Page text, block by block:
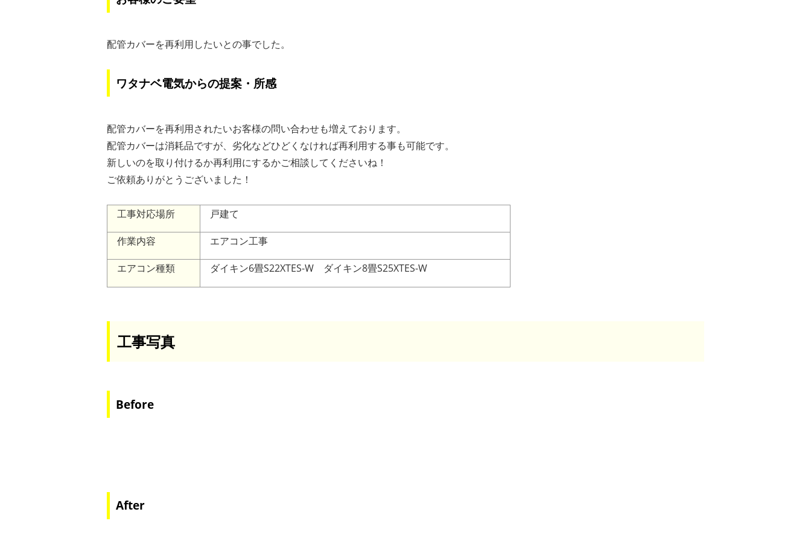
配管カバーを再利用したいとの事でした。
ワタナベ電気からの提案・所感
配管カバーを再利用されたいお客様の問い合わせも増えております。
配管カバーは消耗品ですが、劣化などひどくなければ再利用する事も可能です。
新しいのを取り付けるか再利用にするかご相談してくださいね！
ご依頼ありがとうございました！
工事対応場所 戸建て
作業内容 エアコン工事
エアコン種類 ダイキン6畳S22XTES-W ダイキン8畳S25XTES-W
工事写真
Before
After